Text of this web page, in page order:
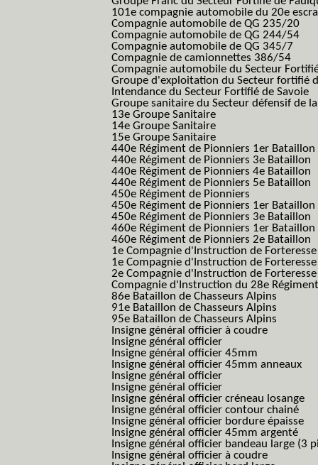
101e compagnie automobile du 20e
Compagnie automobile de QG 235/20
Compagnie automobile de QG 244/54
Compagnie automobile de QG 345/7
Compagnie de camionnettes 386/54
Compagnie automobile du Secteur
Groupe d'exploitation du Secteur fortifié
Intendance du Secteur Fortifié de Savoie
Groupe sanitaire du Secteur défensif de
13e Groupe Sanitaire
14e Groupe Sanitaire
15e Groupe Sanitaire
440e Régiment de Pionniers 1er Bataillon
440e Régiment de Pionniers 3e Bataillon
440e Régiment de Pionniers 4e Bataillon
440e Régiment de Pionniers 5e Bataillon
450e Régiment de Pionniers
450e Régiment de Pionniers 1er Bataillon
450e Régiment de Pionniers 3e Bataillon
460e Régiment de Pionniers 1er Bataillon
460e Régiment de Pionniers 2e Bataillon
1e Compagnie d'Instruction de
1e Compagnie d'Instruction de
2e Compagnie d'Instruction de
Compagnie d'Instruction du 28e
86e Bataillon de Chasseurs Alpins
91e Bataillon de Chasseurs Alpins
95e Bataillon de Chasseurs Alpins
Insigne général officier à coudre
Insigne général officier
Insigne général officier 45mm
Insigne général officier 45mm anneaux
Insigne général officier
Insigne général officier
Insigne général officier créneau losange
Insigne général officier contour chainé
Insigne général officier bordure épaisse
Insigne général officier 45mm argenté
Insigne général officier bandeau large (3
Insigne général officier à coudre